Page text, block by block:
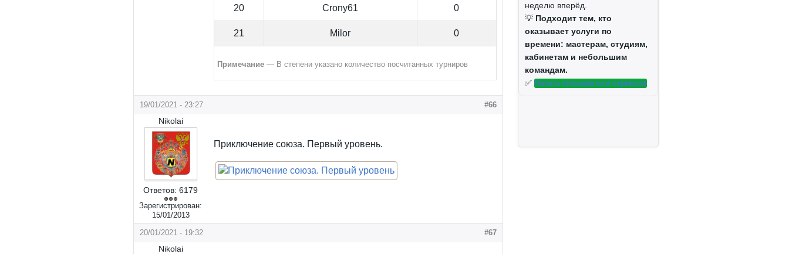
20 Crony61 0
21 Milor 0
Примечание— В степени указано количество посчитанных турниров
19/01/2021 - 23:27 #66
Nikolai
Ответов: 6179
Зарегистрирован:
15/01/2013
Приключение союза. Первый уровень.
20/01/2021 - 19:32 #67
Nikolai
неделю вперёд.
💡 Подходит тем, кто
оказывает услуги по
времени: мастерам, студиям,
кабинетам и небольшим
командам.
✅ Начать пользоваться сервисом